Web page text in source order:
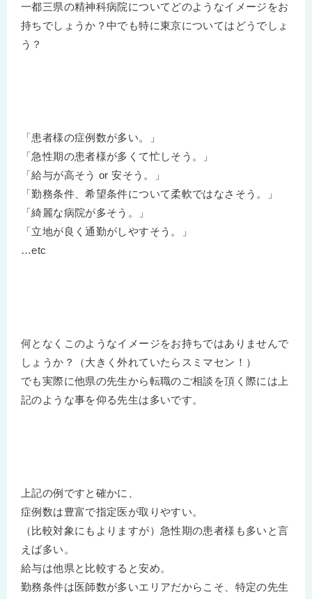
一都三県の精神科病院についてどのようなイメージをお
持ちでしょうか？中でも特に東京についてはどうでしょ
う？
「患者様の症例数が多い。」
「急性期の患者様が多くて忙しそう。」
「給与が高そう or 安そう。」
「勤務条件、希望条件について柔軟ではなさそう。」
「綺麗な病院が多そう。」
「立地が良く通勤がしやすそう。」
…etc
何となくこのようなイメージをお持ちではありませんで
しょうか？（大きく外れていたらスミマセン！）
でも実際に他県の先生から転職のご相談を頂く際には上
記のような事を仰る先生は多いです。
上記の例ですと確かに、
症例数は豊富で指定医が取りやすい。
（比較対象にもよりますが）急性期の患者様も多いと言
えば多い。
給与は他県と比較すると安め。
勤務条件は医師数が多いエリアだからこそ、特定の先生